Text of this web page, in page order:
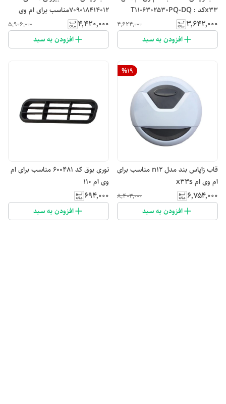
x33کد : T11-6302530PQ-DQ
۳٬۶۴۲٬۰۰۰ ۴٬۶۲۴٬۰۰۰
افزودن به سبد
709018414012مناسب برای ام وی
امX33
۴٬۴۲۰٬۰۰۰ ۵٬۹۰۶٬۰۰۰
افزودن به سبد
%19
قاب زاپاس بند مدل n12 مناسب برای
ام وی ام x33s
۶٬۷۵۴٬۰۰۰ ۸٬۴۰۳٬۰۰۰
افزودن به سبد
توری بوق کد 600481 مناسب برای ام
وی ام 110
۶۹۴٬۰۰۰
افزودن به سبد